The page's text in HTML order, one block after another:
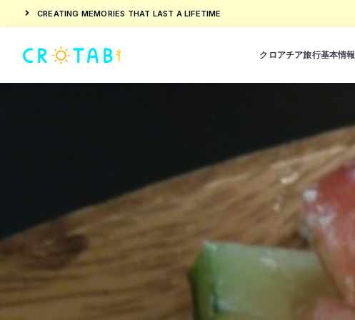
CREATING MEMORIES THAT LAST A LIFETIME
クロアチア旅行基本情報